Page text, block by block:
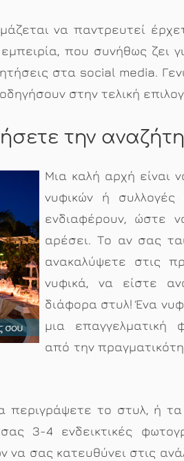
να παντρευτεί
εμπειρία, που συνήθως ζει
στα social media.
στην τελική
την
Μια καλή αρχή είναι
νυφικών ή
ενδιαφέρουν, ώστε
αρέσει. Το αν σας
ανακαλύψετε στις
νυφικά, να είστε
διάφορα στυλ! Ένα
μια επαγγελματική
από την
περιγράψετε το στυλ, ή
3-4 ενδεικτικές
να σας κατευθύνει στις